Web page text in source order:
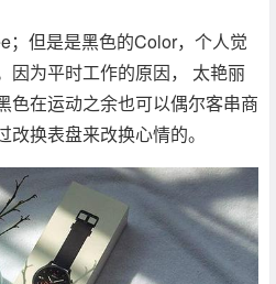
；但是是黑色的Color，个人觉
因为平时工作的原因， 太艳丽
色在运动之余也可以偶尔客串商
换表盘来改换心情的。